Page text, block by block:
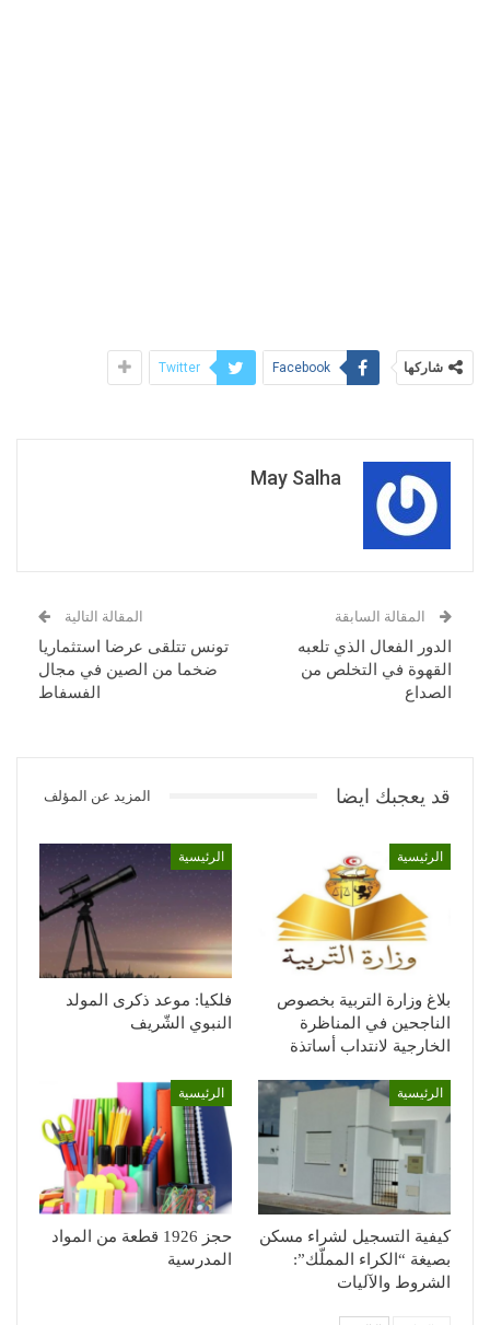
شاركها Facebook
Twitter
May Salha
المقالة السابقة
الدور الفعال الذي تلعبه
القهوة في التخلص من
الصداع
المقالة التالية
تونس تتلقى عرضا استثماريا
ضخما من الصين في مجال
الفسفاط
قد يعجبك ايضا المزيد عن المؤلف
الرئيسية
بلاغ وزارة التربية بخصوص
الناجحين في المناظرة
الخارجية لانتداب أساتذة
الرئيسية
فلكيا: موعد ذكرى المولد
النبوي الشّريف
الرئيسية
كيفية التسجيل لشراء مسكن
بصيغة “الكراء المملّك”:
الشروط والآليات
الرئيسية
حجز 1926 قطعة من المواد
المدرسية